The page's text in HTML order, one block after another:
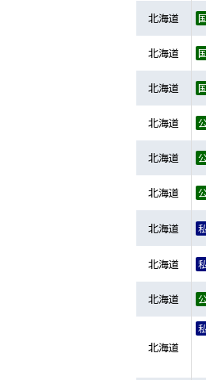
北海道
北海道
北海道
北海道
北海道
北海道
北海道
北海道
北海道
北海道